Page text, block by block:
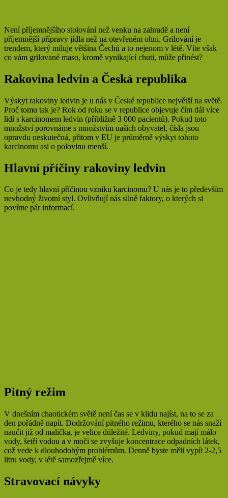
Není příjemnějšího stolování než venku na zahradě a není
příjemnější přípravy jídla než na otevřeném ohni. Grilování je
trendem, který miluje většina Čechů a to nejenom v létě. Víte však
co vám grilované maso, kromě vynikající chuti, může přinést?
Rakovina ledvin a Česká republika
Výskyt rakoviny ledvin je u nás v České republice největší na světě.
Proč tomu tak je? Rok od roku se v republice objevuje čím dál více
lidí s karcinomem ledvin (přibližně 3 000 pacientů). Pokud toto
množství porovnáme s množstvím našich obyvatel, čísla jsou
opravdu neskutečná, přitom v EU je průměrně výskyt tohoto
karcinomu asi o polovinu menší.
Hlavní příčiny rakoviny ledvin
Co je tedy hlavní příčinou vzniku karcinomu? U nás je to především
nevhodný životní styl. Ovlivňují nás silně faktory, o kterých si
povíme pár informací.
Pitný režim
V dnešním chaotickém světě není čas se v klidu najíst, na to se za
den pořádně napít. Dodržování pitného režimu, kterého se nás snaží
naučit již od malička, je velice důležité. Ledviny, pokud mají málo
vody, šetří vodou a v moči se zvyšuje koncentrace odpadních látek,
což vede k dlouhodobým problémům. Denně byste měli vypít 2-2,5
litru vody, v létě samozřejmě více.
Stravovací návyky